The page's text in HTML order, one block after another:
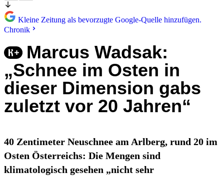
Kleine Zeitung als bevorzugte Google-Quelle hinzufügen.
Chronik
Marcus Wadsak:
„Schnee im Osten in
dieser Dimension gabs
zuletzt vor 20 Jahren“
40 Zentimeter Neuschnee am Arlberg, rund 20 im
Osten Österreichs: Die Mengen sind
klimatologisch gesehen „nicht sehr